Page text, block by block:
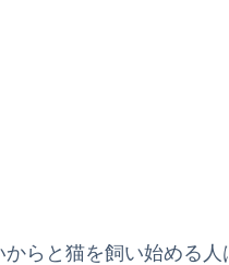
らと猫を飼い始める人